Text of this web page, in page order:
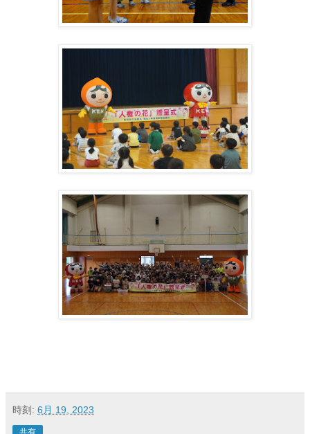
時刻: 6月 19, 2023
共有